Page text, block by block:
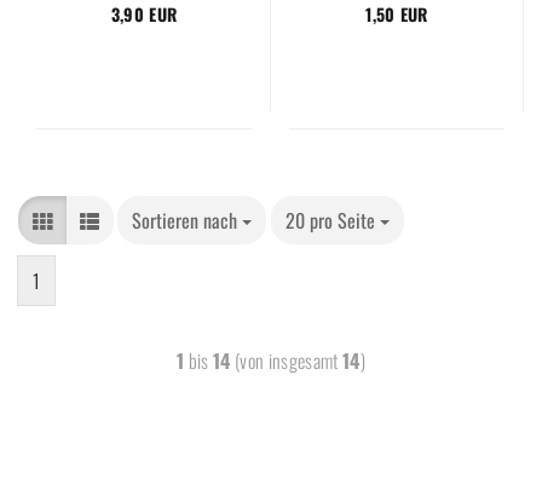
3,90 EUR 1,50 EUR
Sortieren nach 20 pro Seite
1
1 bis14 (von insgesamt14)